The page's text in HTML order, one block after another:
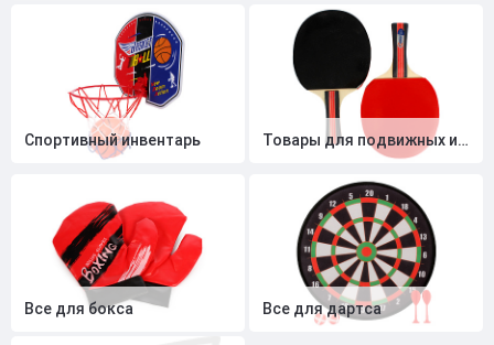
Спортивный инвентарь Товары для подвижных игр
Все для бокса Все для дартса